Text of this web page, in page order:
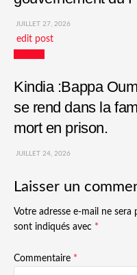
JUILLET 27, 2026
edit post
Kindia :Bappa
se rend dans la
mort en prison.
JUILLET 24, 2026
Laisser un
Votre adresse e-mail ne sera
sont indiqués avec *
Commentaire *